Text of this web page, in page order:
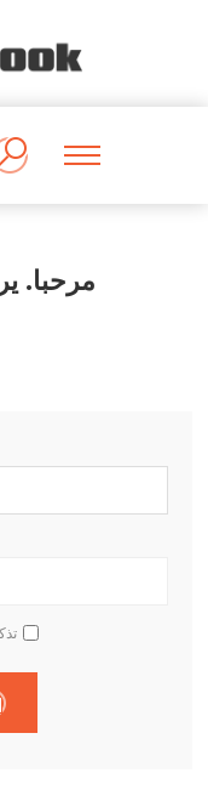
مرحبا.